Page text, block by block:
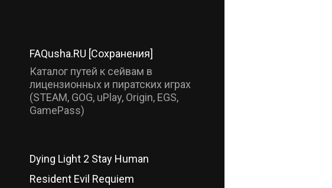
FAQusha.RU [Сохранения]
Каталог путей к сейвам в
лицензионных и пиратских играх
(STEAM, GOG, uPlay, Origin, EGS,
GamePass)
Dying Light 2 Stay Human
Resident Evil Requiem